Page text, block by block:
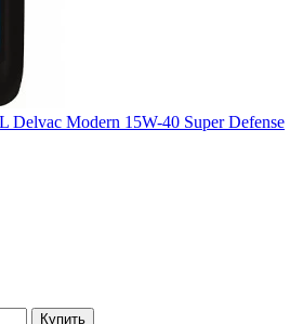
Modern 15W-40 Super Defense
Купить